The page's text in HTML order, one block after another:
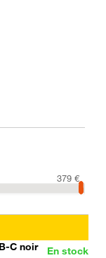
379 €
En stock
C noir